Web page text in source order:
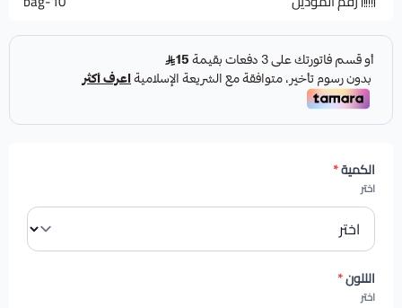
الكمية*
اختر
الللون*
اختر